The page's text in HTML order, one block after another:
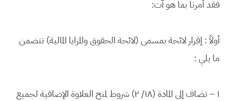
فقد أمرنا بما هو آت:
أولاً : إقرار لائحة بمسمى (لائحة الحقوق والمزايا المالية) تتضمن
ما يلي :
١ – تضاف إلى المادة (١٨/ ٢) شروط لمنح العلاوة الإضافية لجميع